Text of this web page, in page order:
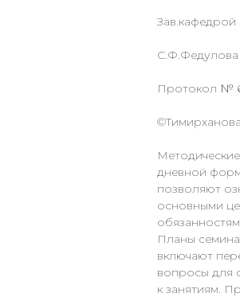
Зав.кафедрой
С.Ф.Федулова
Протокол № 6
дневной
позволяют
основными
Планы
включают
вопросы для
к занятиям.